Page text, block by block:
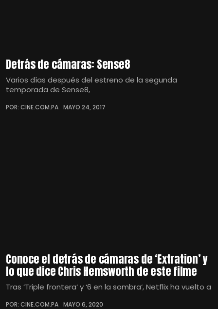
Detrás de cámaras: Sense8
Varios días después del estreno de la segunda
temporada de Sense8,
POR: CINE.COM.PA MAYO 24, 2017
Conoce el detrás de cámaras de ‘Extration’ y
lo que dice Chris Hemsworth de este filme
Tras ‘Triple frontera‘ y ‘6 en la sombra‘, Netflix ha vuelto a
POR: CINE.COM.PA MAYO 6, 2020